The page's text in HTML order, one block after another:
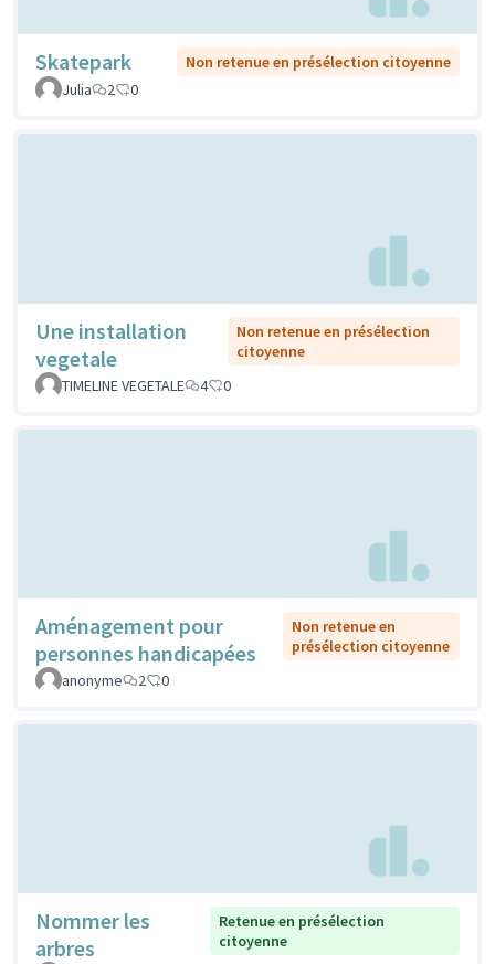
Skatepark
Non retenue en présélection citoyenne
Julia
2 0
Une installation
vegetale
Non retenue en présélection
citoyenne
TIMELINE VEGETALE
4 0
Aménagement pour
personnes handicapées
Non retenue en
présélection citoyenne
anonyme
2 0
Nommer les
arbres
Retenue en présélection
citoyenne